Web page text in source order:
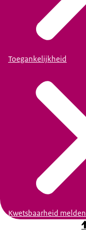
Toegankelijkheid
Kwetsbaarheid melden